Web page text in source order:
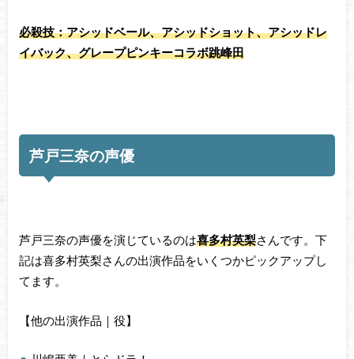
必殺技：アシッドベール、アシッドショット、アシッドレ
イバック、グレープピンキーコラボ跳峰田
芦戸三奈の声優
芦戸三奈の声優を演じているのは喜多村英梨さんです。下
記は喜多村英梨さんの出演作品をいくつかピックアップし
てます。
【他の出演作品｜役】